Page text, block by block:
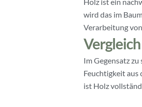
wird das im
Verarbeitung
Im Gegensatz
Feuchtigkeit aus
ist Holz